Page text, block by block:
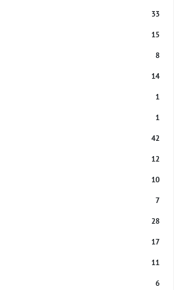
33
15
8
14
1
1
42
12
10
7
28
17
11
6